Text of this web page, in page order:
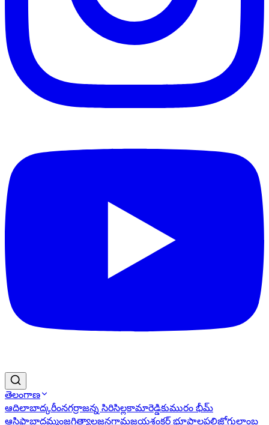
తెలంగాణ
ఆదిలాబాద్కరీంనగర్రాజన్న సిరిసిల్లకామారెడ్డికుమురం భీమ్
ఆసిఫాబాద్ఖమ్మంజగిత్యాలజనగామజయశంకర్ భూపాలపల్లిజోగులాంబ